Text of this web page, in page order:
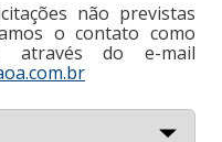
não previstas
o contato como
através do e-mail